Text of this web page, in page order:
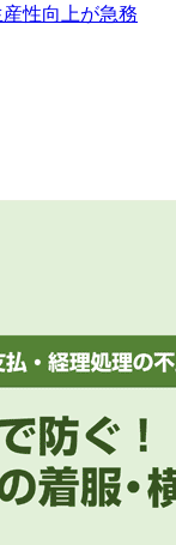
性向上が急務